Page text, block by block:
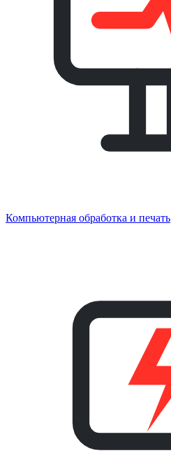
Компьютерная обработка и печать